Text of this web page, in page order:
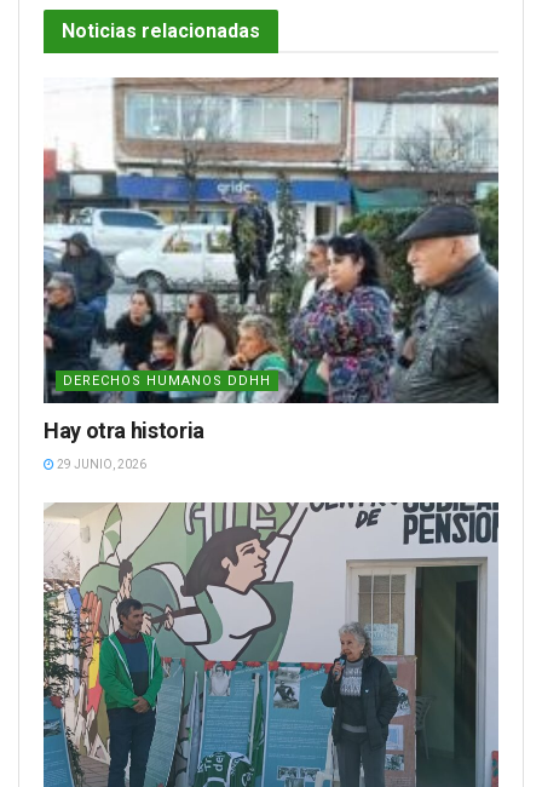
Noticias relacionadas
DERECHOS HUMANOS DDHH
Hay otra historia
29 JUNIO, 2026